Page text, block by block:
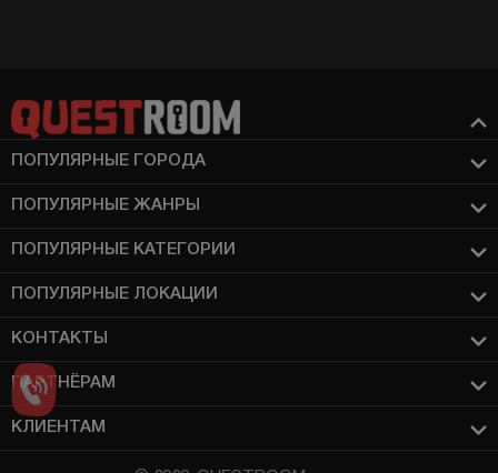
ПОПУЛЯРНЫЕ ГОРОДА
ПОПУЛЯРНЫЕ ЖАНРЫ
ПОПУЛЯРНЫЕ КАТЕГОРИИ
ПОПУЛЯРНЫЕ ЛОКАЦИИ
КОНТАКТЫ
ПАРТНЁРАМ
КЛИЕНТАМ